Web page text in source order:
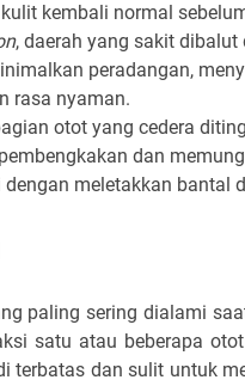
kembali normal
, daerah yang sakit
peradangan,
rasa nyaman.
otot yang cedera
dan
meletakkan bantal
paling sering dialami
satu atau beberapa
terbatas dan sulit untuk